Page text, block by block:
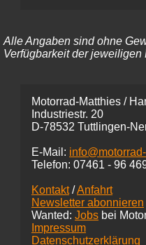
Alle Angaben sind ohne
Verfügbarkeit der jeweiligen
Motorrad-Matthies /
Industriestr. 20
D-78532 Tuttlingen-
E-Mail:
Telefon: 07461 - 96
Kontakt/Anfahrt
Newsletter abonnieren
Wanted: Jobs bei
Impressum
Datenschutzerklärung